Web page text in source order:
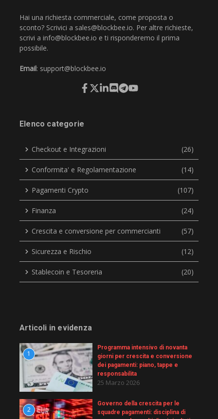
Hai una richiesta commerciale, come proposta o
sconto? Scrivici a sales@blockbee.io. Per altre richieste,
scrivi a info@blockbee.io e ti risponderemo il prima
possibile.
Email: support@blockbee.io
Elenco categorie
Checkout e Integrazioni (26)
Conformita' e Regolamentazione (14)
Pagamenti Crypto (107)
Finanza (24)
Crescita e conversione per commercianti (57)
Sicurezza e Rischio (12)
Stablecoin e Tesoreria (20)
Articoli in evidenza
1
Programma intensivo di novanta
giorni per crescita e conversione
dei pagamenti: piano, tappe e
responsabilita
25 Marzo 2026
2
Governo della crescita per le
squadre pagamenti: disciplina di